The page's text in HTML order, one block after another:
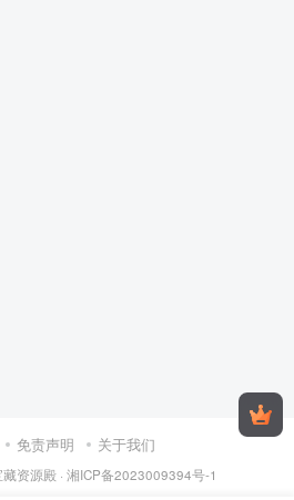
免责声明 关于我们
藏资源殿· 湘ICP备2023009394号-1